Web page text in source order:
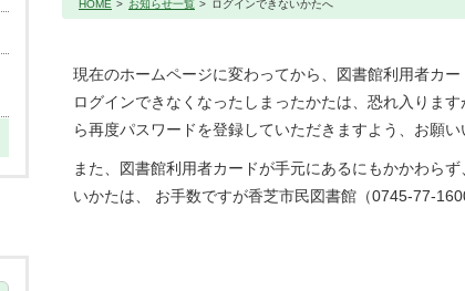
HOME お知らせ一覧 ログインできないかたへ
現在のホームページに変わってから、図書館利用者カ
ログインできなくなったしまったかたは、恐れ入ります
ら再度パスワードを登録していただきますよう、お願い
また、図書館利用者カードが手元にあるにもかかわら
いかたは、 お手数ですが香芝市民図書館（0745-77-